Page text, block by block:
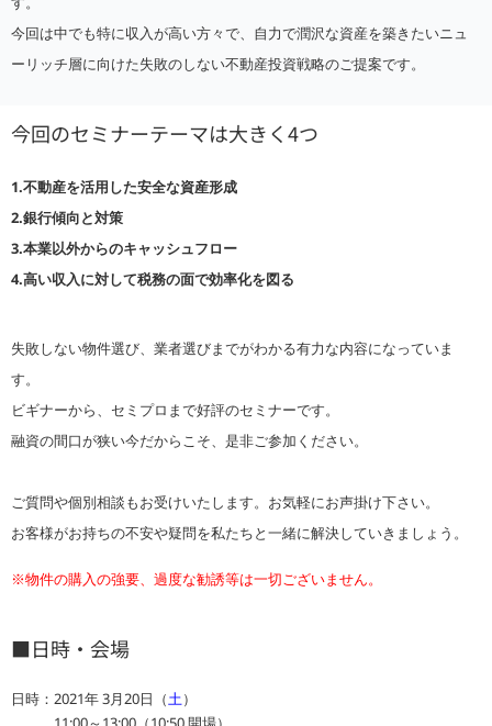
今回は中でも特に収入が高い方々で、自力で潤沢な資産を築きたいニュ
ーリッチ層に向けた失敗のしない不動産投資戦略のご提案です。
今回のセミナーテーマは大きく4つ
1.不動産を活用した安全な資産形成
2.銀行傾向と対策
3.本業以外からのキャッシュフロー
4.高い収入に対して税務の面で効率化を図る
失敗しない物件選び、業者選びまでがわかる有力な内容になっていま
す。
ビギナーから、セミプロまで好評のセミナーです。
融資の間口が狭い今だからこそ、是非ご参加ください。
ご質問や個別相談もお受けいたします。お気軽にお声掛け下さい。
お客様がお持ちの不安や疑問を私たちと一緒に解決していきましょう。
※物件の購入の強要、過度な勧誘等は一切ございません。
■日時・会場
日時：2021年 3月20日（土）